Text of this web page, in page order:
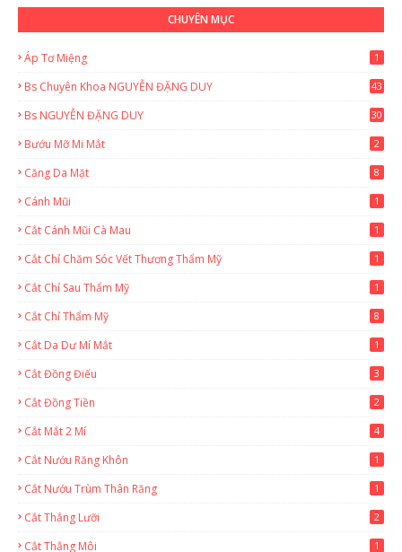
CHUYÊN MỤC
Áp Tơ Miệng 1
Bs Chuyên Khoa NGUYỄN ĐẶNG DUY
43
Bs NGUYỄN ĐẶNG DUY 30
Bướu Mỡ Mi Mắt 2
Căng Da Mặt 8
Cánh Mũi 1
Cắt Cánh Mũi Cà Mau 1
Cắt Chỉ Chăm Sóc Vết Thương Thẩm Mỹ 1
Cắt Chỉ Sau Thẩm Mỹ 1
Cắt Chỉ Thẩm Mỹ 8
Cắt Da Dư Mí Mắt 1
Cắt Đồng Điếu 3
Cắt Đồng Tiền 2
Cắt Mắt 2 Mí 4
Cắt Nướu Răng Khôn 1
Cắt Nướu Trùm Thân Răng 1
Cắt Thắng Lưỡi 2
Cắt Thắng Môi 1